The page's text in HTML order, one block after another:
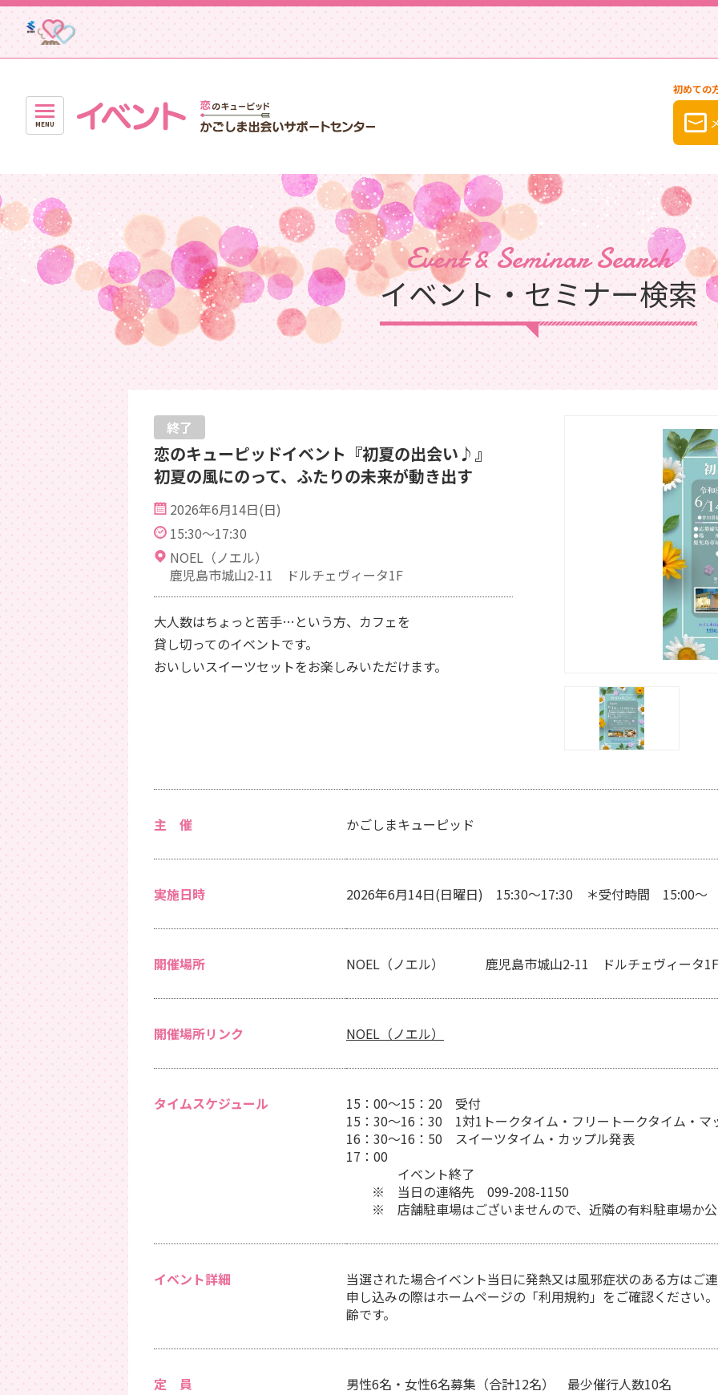
初めての
Event & Seminar Search
イベント・セミナー検索
終了
恋のキューピッドイベント『初夏の出会い♪』
初夏の風にのって、ふたりの未来が動き出す
2026年6月14日(日)
15:30～17:30
NOEL（ノエル）
鹿児島市城山2-11 ドルチェヴィータ1F
大人数はちょっと苦手…という方、カフェを
貸し切ってのイベントです。
おいしいスイーツセットをお楽しみいただけます。
主 催 かごしまキューピッド
実施日時 2026年6月14日(日曜日) 15:30～17:30 ＊受付時間 15:00～
開催場所 NOEL（ノエル） 鹿児島市城山2-11 ドルチェヴィータ1F
開催場所リンク NOEL（ノエル）
タイムスケジュール
15：00～15：20 受付
15：30～16：30 1対1トークタイム・フリートークタイム・マ
16：30～16：50 スイーツタイム・カップル発表
17：00
イベント終了
※ 当日の連絡先 099-208-1150
※ 店舗駐車場はございませんので、近隣の有料駐車場か公
イベント詳細
当選された場合イベント当日に発熱又は風邪症状のある方はご
申し込みの際はホームページの「利用規約」をご確認ください
齢です。
定 員 男性6名・女性6名募集（合計12名） 最少催行人数10名